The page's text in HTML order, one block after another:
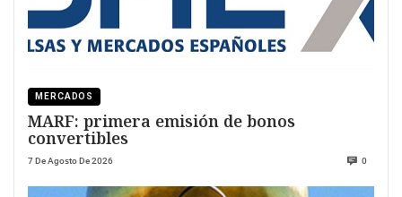
MERCADOS
MARF: primera emisión de bonos
convertibles
7 De Agosto De 2026 0